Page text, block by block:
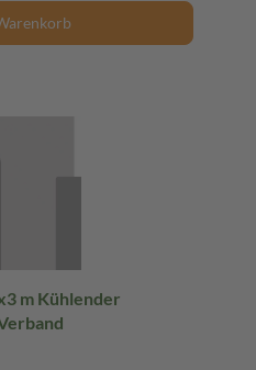
m Kühlender